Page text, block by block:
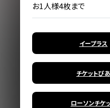
お1人様4枚まで
イープラス
チケットぴあ
ローソンチケ